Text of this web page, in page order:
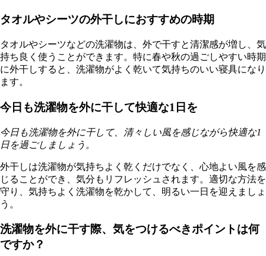
タオルやシーツの外干しにおすすめの時期
タオルやシーツなどの洗濯物は、外で干すと清潔感が増し、気
持ち良く使うことができます。特に春や秋の過ごしやすい時期
に外干しすると、洗濯物がよく乾いて気持ちのいい寝具になり
ます。
今日も洗濯物を外に干して快適な1日を
今日も洗濯物を外に干して、清々しい風を感じながら快適な1
日を過ごしましょう。
外干しは洗濯物が気持ちよく乾くだけでなく、心地よい風を感
じることができ、気分もリフレッシュされます。適切な方法を
守り、気持ちよく洗濯物を乾かして、明るい一日を迎えましょ
う。
洗濯物を外に干す際、気をつけるべきポイントは何
ですか？